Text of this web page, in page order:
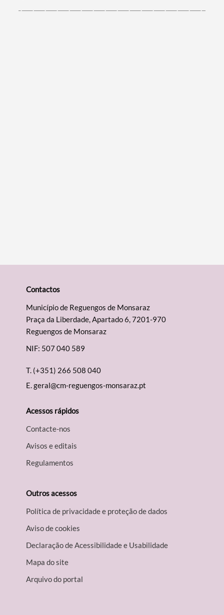
Contactos
Município de Reguengos de Monsaraz
Praça da Liberdade, Apartado 6, 7201-970
Reguengos de Monsaraz
NIF: 507 040 589
T. (+351) 266 508 040
E.geral@cm-reguengos-monsaraz.pt
Acessos rápidos
Contacte-nos
Avisos e editais
Regulamentos
Outros acessos
Política de privacidade e proteção de dados
Aviso de cookies
Declaração de Acessibilidade e Usabilidade
Mapa do site
Arquivo do portal